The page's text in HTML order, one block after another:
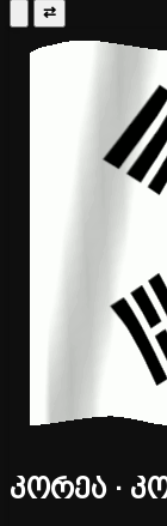
⇄
კორეა ·